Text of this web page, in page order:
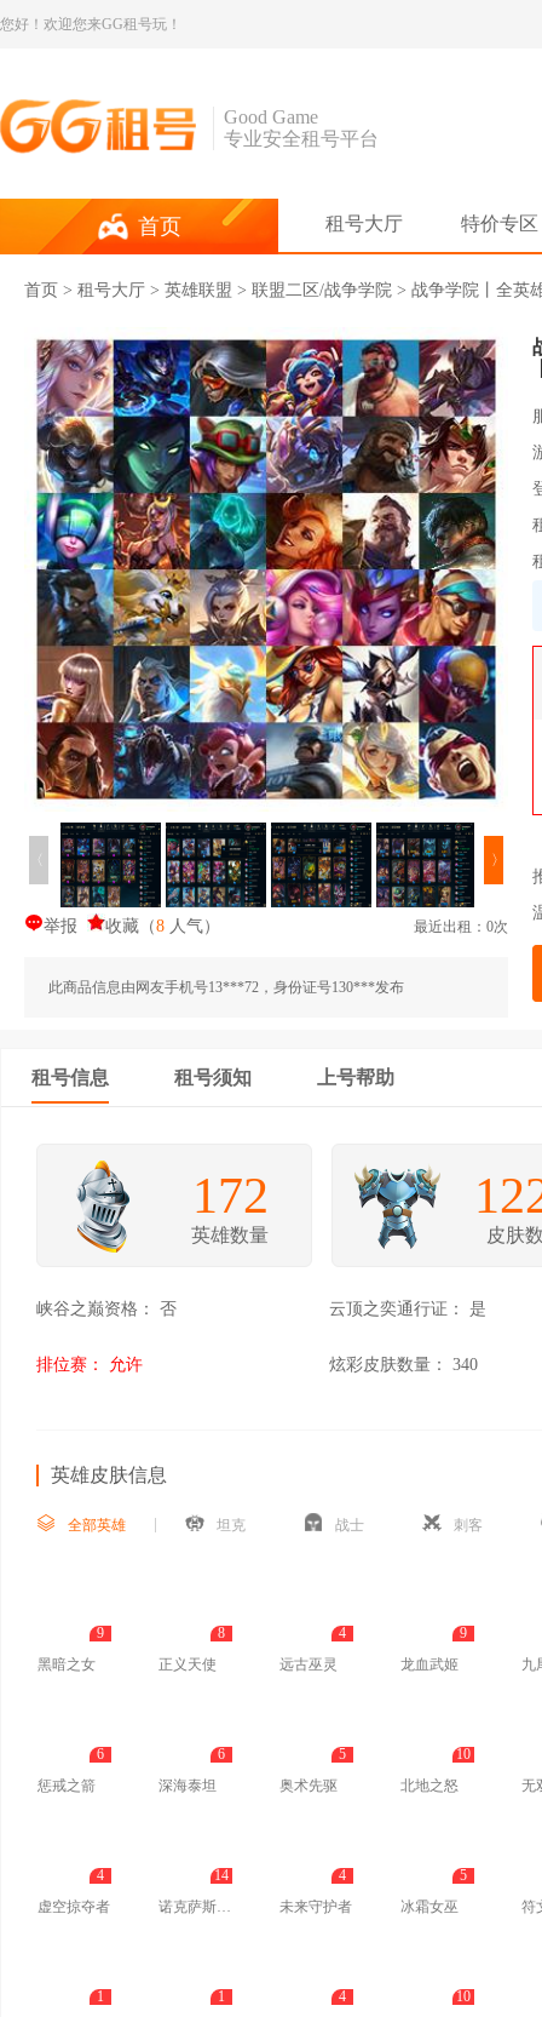
您好！欢迎您来GG租号玩！
Good Game
专业安全租号平台
首页 租号大厅 特价专区
首页 > 租号大厅 > 英雄联盟 > 联盟二区/战争学院 > 战争学院丨全英
〈 〉
举报 收藏 （8 人气） 最近出租：0次
此商品信息由网友手机号13***72，身份证号130***发布
租号信息 租号须知 上号帮助
172
英雄数量 皮肤
峡谷之巅资格： 否 云顶之奕通行证： 是
排位赛： 允许 炫彩皮肤数量： 340
英雄皮肤信息
全部英雄 坦克 战士 刺客
黑暗之女
9
正义天使
8
远古巫灵
4
龙血武姬
9
九
惩戒之箭
6
深海泰坦
6
奥术先驱
5
北地之怒
10
无
虚空掠夺者
4
诺克萨斯之手
14
未来守护者
4
冰霜女巫
5
符
1
1
4
10